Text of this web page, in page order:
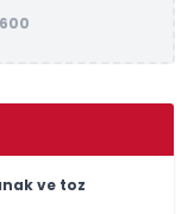
ve toz